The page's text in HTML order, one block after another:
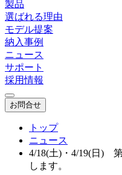
製品
選ばれる理由
モデル提案
納入事例
ニュース
サポート
採用情報
お問合せ
トップ
ニュース
4/18(土)・4/19(日)
します。